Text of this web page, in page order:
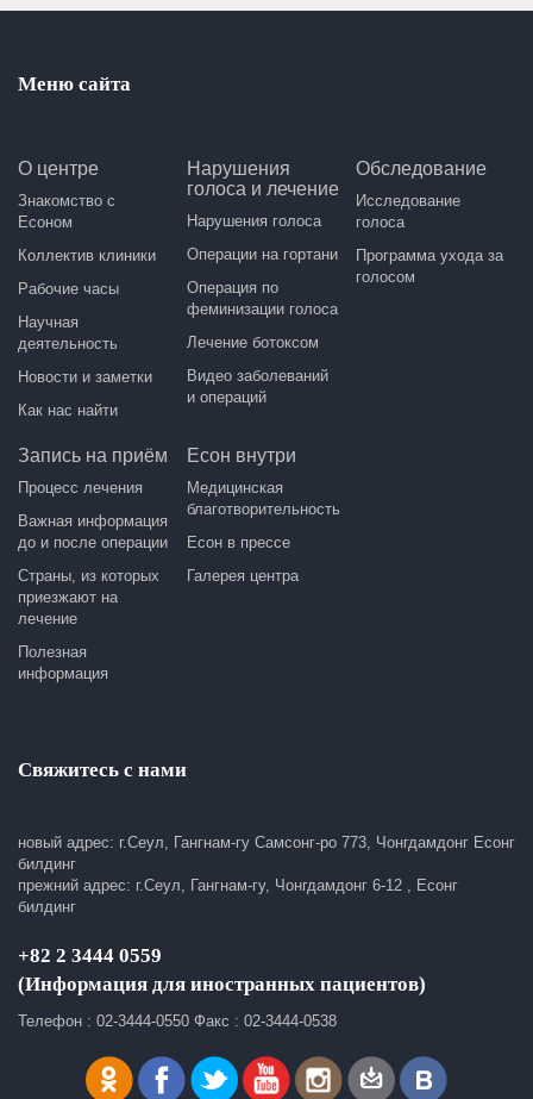
Меню сайта
О центре
Знакомство с
Есоном
Коллектив клиники
Рабочие часы
Научная
деятельность
Новости и заметки
Как нас найти
Нарушения
голоса и лечение
Нарушения голоса
Операции на гортани
Операция по
феминизации голоса
Лечение ботоксом
Видео заболеваний
и операций
Обследование
Исследование
голоса
Программа ухода за
голосом
Запись на приём
Процесс лечения
Важная информация
до и после операции
Страны, из которых
приезжают на
лечение
Полезная
информация
Есон внутри
Медицинская
благотворительность
Есон в прессе
Галерея центра
Свяжитесь с нами
новый адрес: г.Сеул, Гангнам-гу Самсонг-ро 773, Чонгдамдонг Есонг
билдинг
прежний адрес: г.Сеул, Гангнам-гу, Чонгдамдонг 6-12 , Есонг
билдинг
+82 2 3444 0559
(Информация для иностранных пациентов)
Телефон : 02-3444-0550 Факс : 02-3444-0538